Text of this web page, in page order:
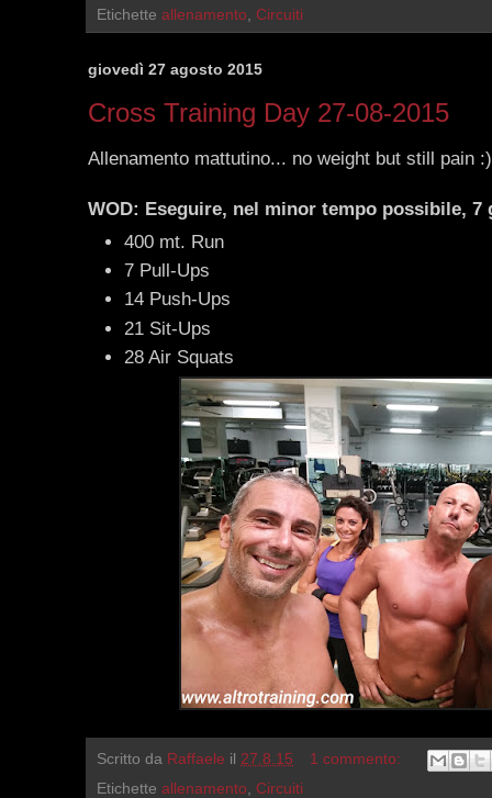
Etichette allenamento Circuiti
giovedì 27 agosto 2015
Cross Training Day 27-08-2015
Allenamento mattutino... no weight but still pain :)
WOD: Eseguire, nel minor tempo possibile,
400 mt. Run
7 Pull-Ups
14 Push-Ups
21 Sit-Ups
28 Air Squats
Scritto da Raffaele il 27.8.15
1 commento:
Etichette allenamento Circuiti